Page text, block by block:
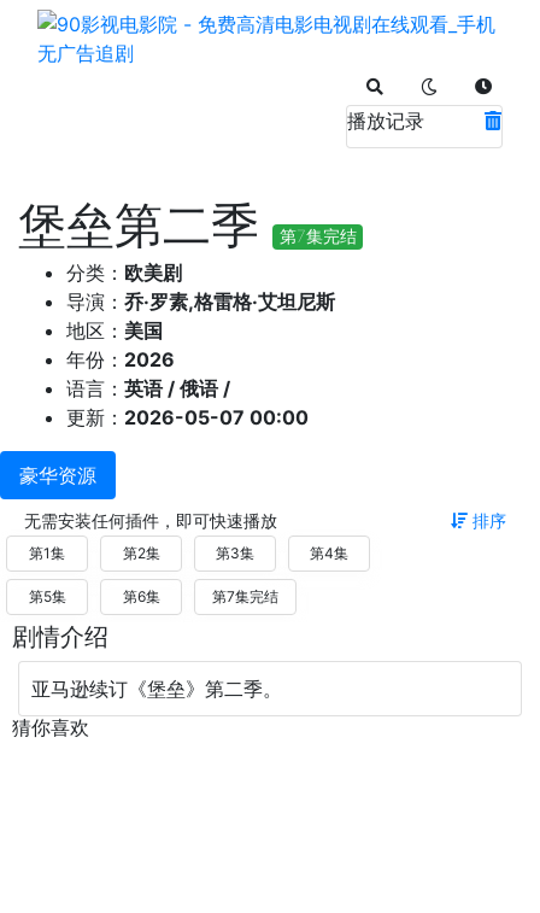
播放记录
堡垒第二季 第7集完结
分类： 欧美剧
导演： 乔·罗素,格雷格·艾坦尼斯
地区： 美国
年份： 2026
语言： 英语 / 俄语 /
更新： 2026-05-07 00:00
豪华资源
无需安装任何插件，即可快速播放 排序
第1集 第2集 第3集 第4集
第5集 第6集 第7集完结
剧情介绍
亚马逊续订《堡垒》第二季。
猜你喜欢